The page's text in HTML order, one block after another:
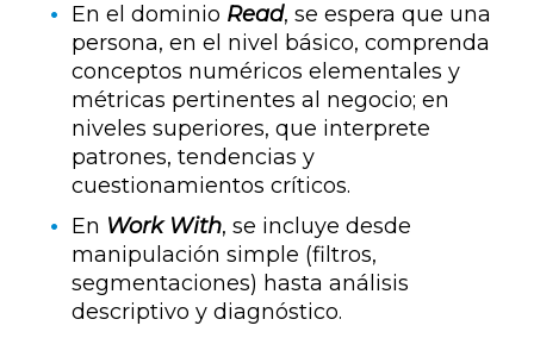
En el dominio Read, se espera que una
persona, en el nivel básico, comprenda
conceptos numéricos elementales y
métricas pertinentes al negocio; en
niveles superiores, que interprete
patrones, tendencias y
cuestionamientos críticos.
En Work With, se incluye desde
manipulación simple (filtros,
segmentaciones) hasta análisis
descriptivo y diagnóstico.